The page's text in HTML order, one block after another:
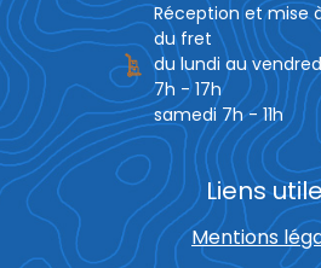
Réception et mise
du fret
du lundi au
7h - 17h
samedi 7h - 11h
Liens
Mentions